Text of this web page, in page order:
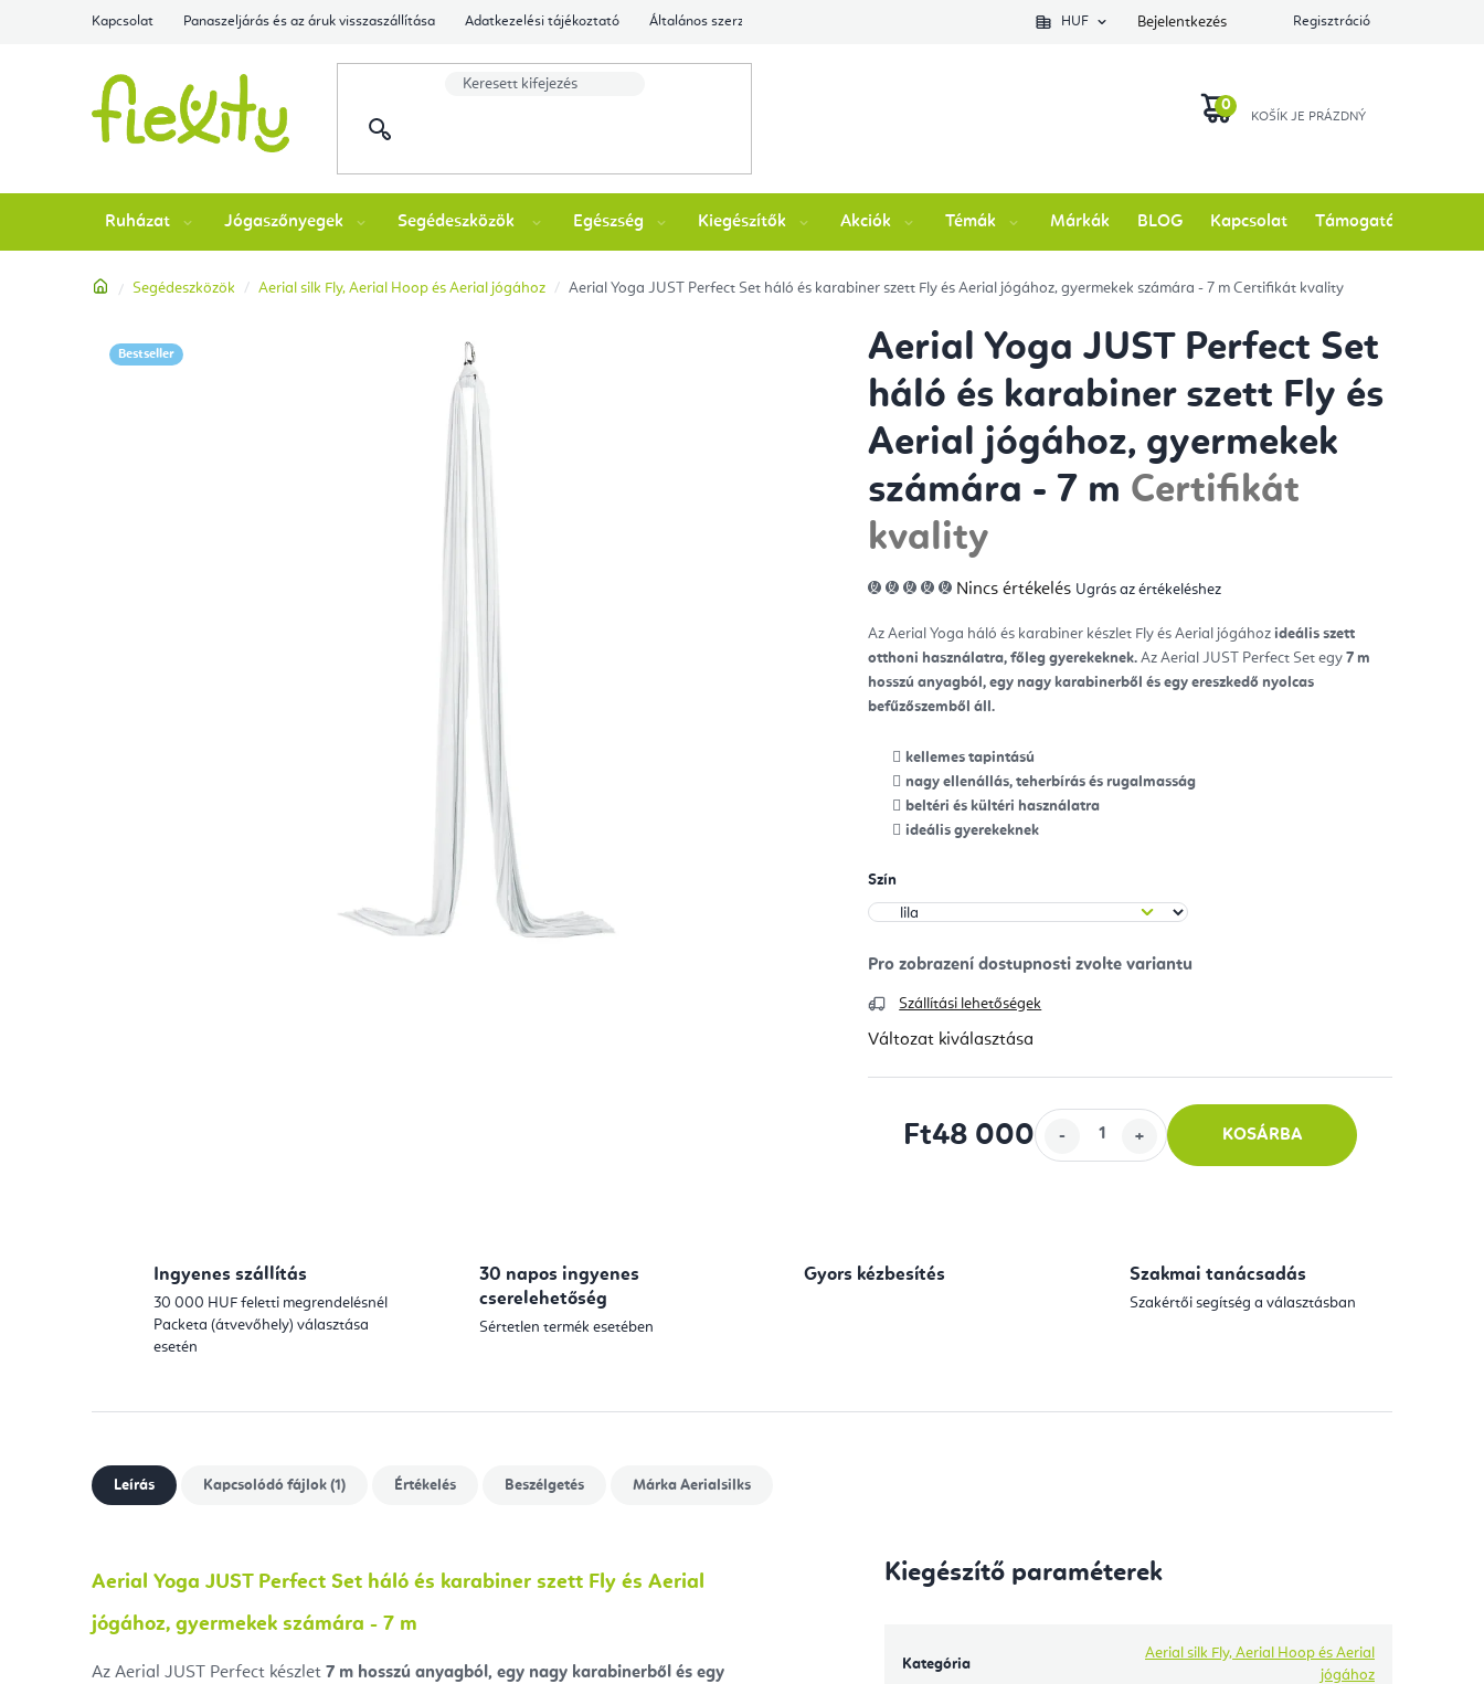
Kapcsolat Panaszeljárás és az áruk visszaszállítása Adatkezelési tájékoztató Általános szerződési feltételek Ellenőrizze a rendelés állapotátHUF Bejelentkezés Regisztráció
Ruházat Jógaszőnyegek Segédeszközök Egészség Kiegészítők Akciók Témák Márkák BLOG Kapcsolat Támogatás
Kezdőlap
Segédeszközök Aerial silk Fly, Aerial Hoop és Aerial jógához Aerial Yoga JUST Perfect Set háló és karabiner szett Fly és Aerial jógához, gyermekek számára - 7 m Certifikát kvality
Aerial Yoga JUST Perfect Set
háló és karabiner szett Fly és
Aerial jógához, gyermekek
számára - 7 m Certifikát
kvality
A
termék
5-
ből
0,0
csillag.
Nincs értékelés Ugrás az értékeléshez
Az Aerial Yoga háló és karabiner készlet Fly és Aerial jógához ideális szett
otthoni használatra, főleg gyerekeknek. Az Aerial JUST Perfect Set egy7 m
hosszú anyagból, egy nagy karabinerből és egy ereszkedő nyolcas
befűzőszemből áll.
kellemes tapintású
nagy ellenállás, teherbírás és rugalmasság
beltéri és kültéri használatra
ideális gyerekeknek
Szín
Szállítási lehetőségek
Változat kiválasztása
Ft48 000 KOSÁRBA
Bestseller
Ingyenes szállítás
30 000 HUF feletti megrendelésnél
Packeta (átvevőhely) választása
esetén
30 napos ingyenes
cserelehetőség
Sértetlen termék esetében
Gyors kézbesítés Szakmai tanácsadás
Szakértői segítség a választásban
Leírás Kapcsolódó fájlok (1) Értékelés Beszélgetés Márka Aerialsilks
Aerial Yoga JUST Perfect Set háló és karabiner szett Fly és Aerial
jógához, gyermekek számára - 7 m
Az Aerial JUST Perfect készlet 7 m hosszú anyagból, egy nagy karabinerből és egy
Kiegészítő paraméterek
Kategória
Aerial silk Fly, Aerial Hoop és Aerial
jógához